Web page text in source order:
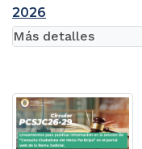
2026
Más detalles